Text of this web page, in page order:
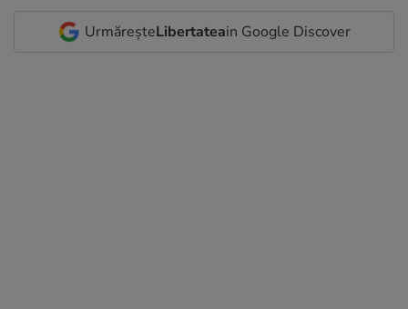
UrmăreșteLibertateain Google Discover